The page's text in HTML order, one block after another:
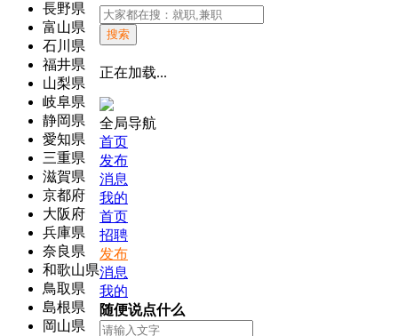
長野県
富山県
石川県
福井県
山梨県
岐阜県
静岡県
愛知県
三重県
滋賀県
京都府
大阪府
兵庫県
奈良県
和歌山県
鳥取県
島根県
岡山県
搜索
正在加载...
全局导航
首页
发布
消息
我的
首页
招聘
发布
消息
我的
随便说点什么